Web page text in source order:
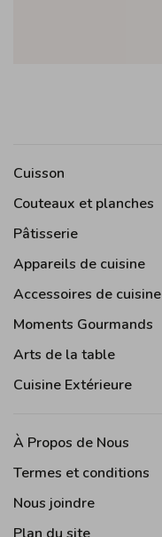
Cuisson
Couteaux et planches
Pâtisserie
Appareils de cuisine
Accessoires de cuisine
Moments Gourmands
Arts de la table
Cuisine Extérieure
À Propos de Nous
Termes et conditions
Nous joindre